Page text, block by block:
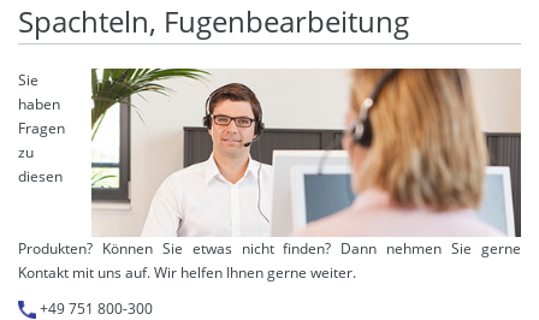
Spachteln, Fugenbearbeitung
Sie
haben
Fragen
zu
diesen
Produkten? Können Sie etwas nicht finden? Dann nehmen Sie gerne
Kontakt mit uns auf. Wir helfen Ihnen gerne weiter.
+49 751 800-300